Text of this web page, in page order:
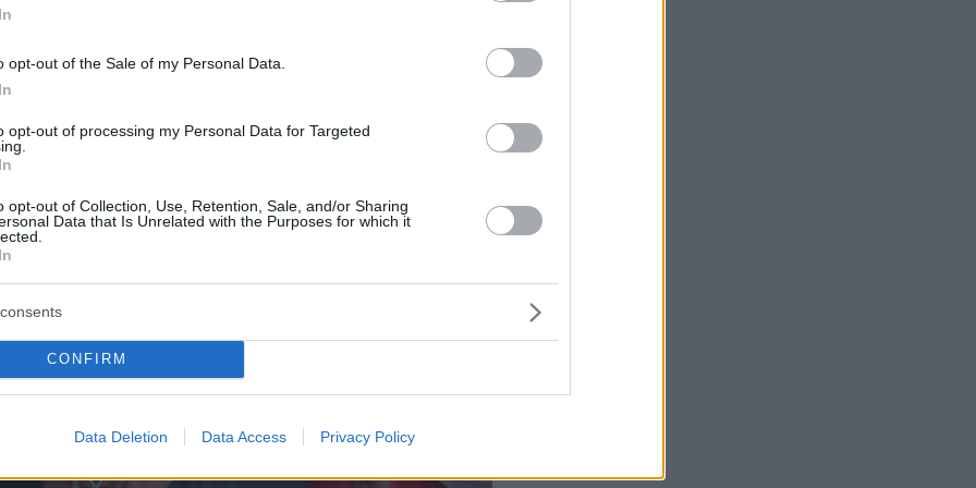
opt-out of the Sale of my Personal Data.
opt-out of processing my Personal Data for Targeted
opt-out of Collection, Use, Retention, Sale, and/or Sharing
Data that Is Unrelated with the Purposes for which it
CONFIRM
Data Deletion Data Access Privacy Policy
στο Μουσείο, ξενάγηση, μανιταρογεύσεις
ότι όσοι επιθυμούν να συμμετάσχουν θα
με δικό τους μέσον, ενώ για κάθε